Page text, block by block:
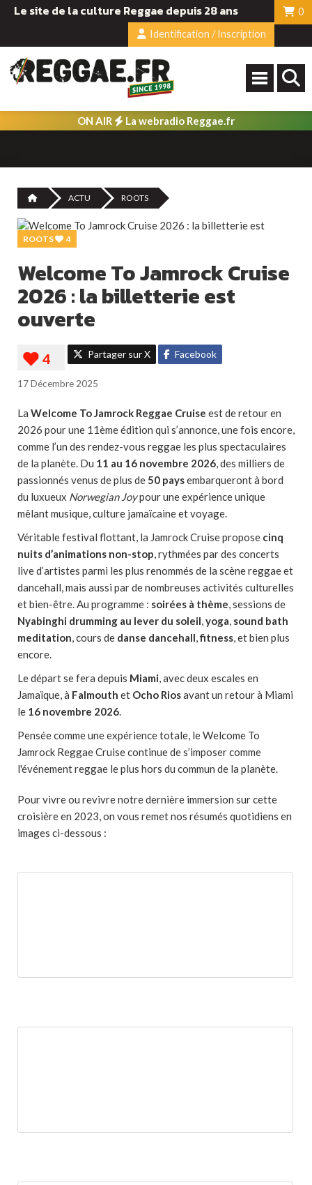
Le site de la culture Reggae depuis 28 ans
0
Identification / Inscription
ON AIR La webradio Reggae.fr
ACTU ROOTS
ROOTS 4
Welcome To Jamrock Cruise
2026 : la billetterie est
ouverte
Partager sur X Facebook
17 Décembre 2025
La Welcome To Jamrock Reggae Cruise est de retour en
2026 pour une 11ème édition qui s’annonce, une fois encore,
comme l’un des rendez-vous reggae les plus spectaculaires
de la planète. Du 11 au 16 novembre 2026, des milliers de
passionnés venus de plus de50 paysembarqueront à bord
du luxueux Norwegian Joypour une expérience unique
mêlant musique, culture jamaïcaine et voyage.
Véritable festival flottant, la Jamrock Cruise propose cinq
nuits d’animations non-stop, rythmées par des concerts
live d’artistes parmi les plus renommés de la scène reggae et
dancehall, mais aussi par de nombreuses activités culturelles
et bien-être. Au programme : soirées à thème, sessions de
Nyabinghi drumming au lever du soleil,yoga, sound bath
meditation, cours de danse dancehall,fitness, et bien plus
encore.
Le départ se fera depuis Miami, avec deux escales en
Jamaïque, à Falmouth et Ocho Riosavant un retour à Miami
le 16 novembre 2026.
Pensée comme une expérience totale, le Welcome To
Jamrock Reggae Cruise continue de s’imposer comme
l'événement reggae le plus hors du commun de la planète.
Pour vivre ou revivre notre dernière immersion sur cette
croisière en 2023, on vous remet nos résumés quotidiens en
images ci-dessous :